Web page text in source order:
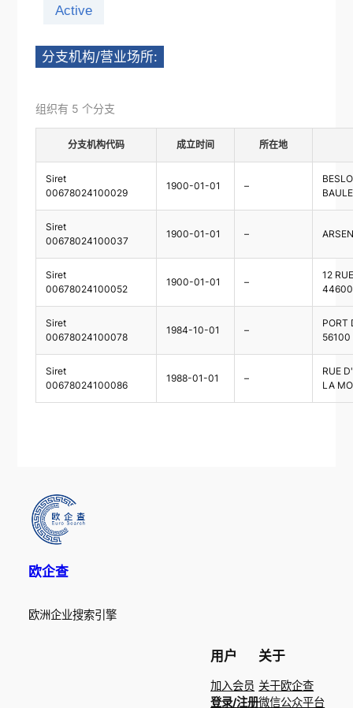
Active
分支机构/营业场所:
组织有 5 个分支
分支机构代码 成立时间 所在地
Siret
00678024100029
1900-01-01 –
Siret
00678024100037
1900-01-01 –
Siret
00678024100052
1900-01-01 –
12
44600
Siret
00678024100078
1984-10-01 –
PORT
56100
Siret
00678024100086
1988-01-01 –
RUE
LA
欧企查
欧洲企业搜索引擎
用户
加入会员
登录/注册
关于
关于欧企查
微信公众平台